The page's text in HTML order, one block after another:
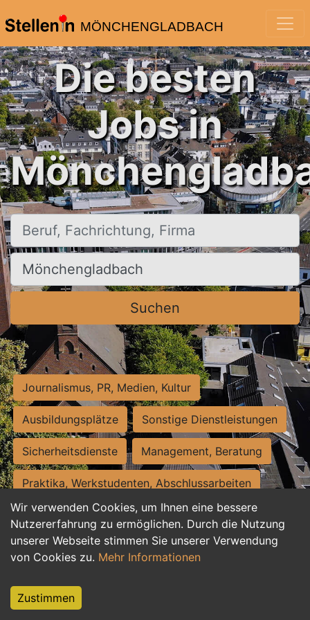
MÖNCHENGLADBACH
Wir verwenden Cookies, um Ihnen eine bessere
Nutzererfahrung zu ermöglichen. Durch die Nutzung
unserer Webseite stimmen Sie unserer Verwendung
von Cookies zu. Mehr Informationen
Zustimmen
Die besten
Jobs in
Beruf, Fachrichtung, Firma
Ort, Stadt
Suchen
Journalismus, PR, Medien, Kultur
Ausbildungsplätze Sonstige Dienstleistungen
Sicherheitsdienste Management, Beratung
Praktika, Werkstudenten, Abschlussarbeiten
Personalwesen Assistenz, Sekretariat
Hilfskräfte, Aushilfs- und Nebenjobs
Weiterbildung, Studium, duale Ausbildung